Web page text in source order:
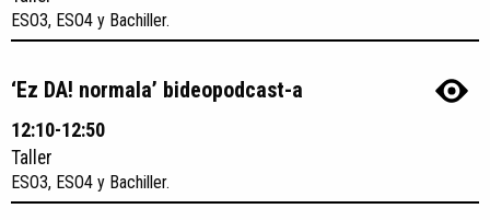
ESO3, ESO4 y Bachiller.
‘Ez DA! normala’ bideopodcast-a
12:10-12:50
Taller
ESO3, ESO4 y Bachiller.